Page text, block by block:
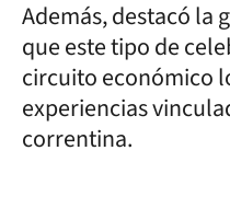
Además, destacó la
que este tipo de
circuito económico
experiencias
correntina.